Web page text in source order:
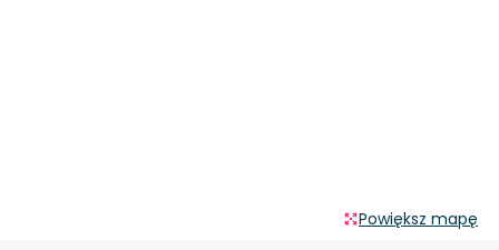
Powiększ mapę